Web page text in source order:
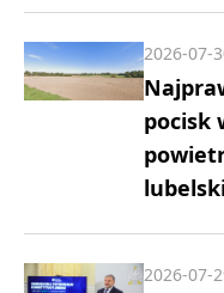
pocisk
2026-07-
2026-07-